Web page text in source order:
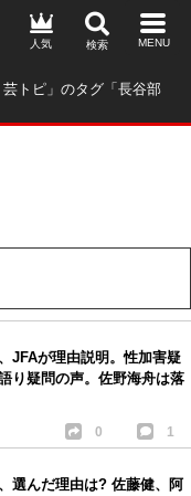
トピ」のタグ「長谷部
人気
JFAが理由説明。性加害疑
り疑問の声。佐野海舟は落
0 1
選んだ理由は? 佐藤健、阿